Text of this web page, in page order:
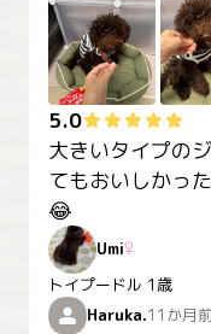
5.0
大きいタイプの
てもおいしかっ
😂
Umi♀
トイプードル 1歳
Haruka.11か月